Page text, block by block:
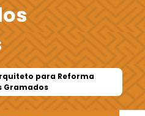
para Reforma
Gramados